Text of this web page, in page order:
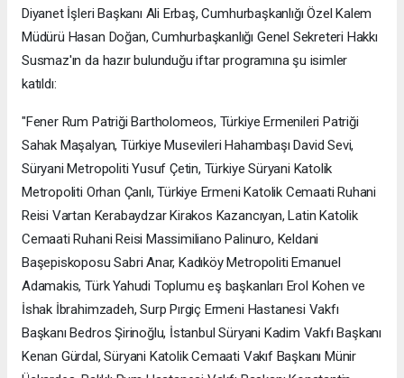
Diyanet İşleri Başkanı Ali Erbaş, Cumhurbaşkanlığı Özel Kalem
Müdürü Hasan Doğan, Cumhurbaşkanlığı Genel Sekreteri Hakkı
Susmaz'ın da hazır bulunduğu iftar programına şu isimler
katıldı:
"Fener Rum Patriği Bartholomeos, Türkiye Ermenileri Patriği
Sahak Maşalyan, Türkiye Musevileri Hahambaşı David Sevi,
Süryani Metropoliti Yusuf Çetin, Türkiye Süryani Katolik
Metropoliti Orhan Çanlı, Türkiye Ermeni Katolik Cemaati Ruhani
Reisi Vartan Kerabaydzar Kirakos Kazancıyan, Latin Katolik
Cemaati Ruhani Reisi Massimiliano Palinuro, Keldani
Başepiskoposu Sabri Anar, Kadıköy Metropoliti Emanuel
Adamakis, Türk Yahudi Toplumu eş başkanları Erol Kohen ve
İshak İbrahimzadeh, Surp Pırgiç Ermeni Hastanesi Vakfı
Başkanı Bedros Şirinoğlu, İstanbul Süryani Kadim Vakfı Başkanı
Kenan Gürdal, Süryani Katolik Cemaati Vakıf Başkanı Münir